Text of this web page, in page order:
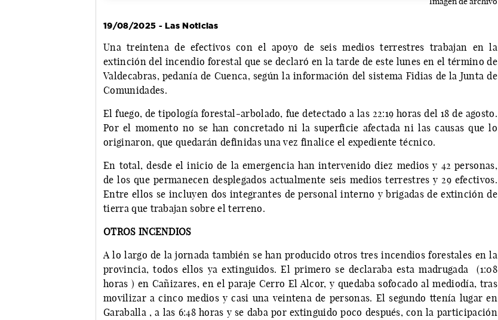
19/08/2025 - Las Noticias
Una treintena de efectivos con el apoyo de seis medios terrestres trabajan en la
extinción del incendio forestal que se declaró en la tarde de este lunes en el término de
Valdecabras, pedanía de Cuenca, según la información del sistema Fidias de la Junta de
Comunidades.
El fuego, de tipología forestal-arbolado, fue detectado a las 22:19 horas del 18 de agosto.
Por el momento no se han concretado ni la superficie afectada ni las causas que lo
originaron, que quedarán definidas una vez finalice el expediente técnico.
En total, desde el inicio de la emergencia han intervenido diez medios y 42 personas,
de los que permanecen desplegados actualmente seis medios terrestres y 29 efectivos.
Entre ellos se incluyen dos integrantes de personal interno y brigadas de extinción de
tierra que trabajan sobre el terreno.
OTROS INCENDIOS
A lo largo de la jornada también se han producido otros tres incendios forestales en la
provincia, todos ellos ya extinguidos. El primero se declaraba esta madrugada (1:08
horas ) en Cañizares, en el paraje Cerro El Alcor, y quedaba sofocado al mediodía, tras
movilizar a cinco medios y casi una veintena de personas. El segundo ttenía lugar en
Garaballa , a las 6:48 horas y se daba por extinguido poco después, con la participación